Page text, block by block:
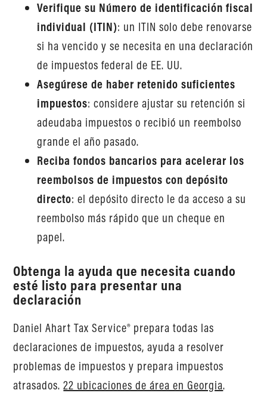
Verifique su Número de identificación fiscal
individual (ITIN): un ITIN solo debe renovarse
si ha vencido y se necesita en una declaración
de impuestos federal de EE. UU.
Asegúrese de haber retenido suficientes
impuestos: considere ajustar su retención si
adeudaba impuestos o recibió un reembolso
grande el año pasado.
Reciba fondos bancarios para acelerar los
reembolsos de impuestos con depósito
directo: el depósito directo le da acceso a su
reembolso más rápido que un cheque en
papel.
Obtenga la ayuda que necesita cuando
esté listo para presentar una
declaración
Daniel Ahart Tax Service® prepara todas las
declaraciones de impuestos, ayuda a resolver
problemas de impuestos y prepara impuestos
atrasados.22 ubicaciones de área en Georgia.